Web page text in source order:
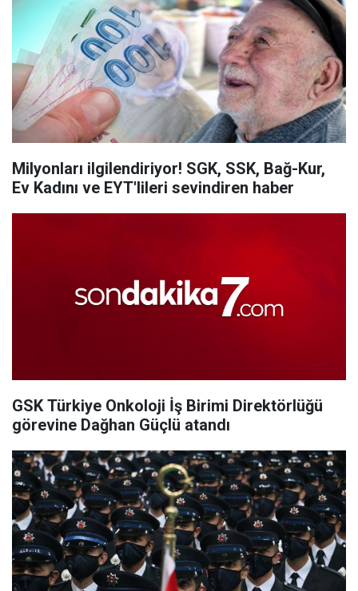
Milyonları ilgilendiriyor! SGK, SSK, Bağ-Kur,
Ev Kadını ve EYT'lileri sevindiren haber
GSK Türkiye Onkoloji İş Birimi Direktörlüğü
görevine Dağhan Güçlü atandı